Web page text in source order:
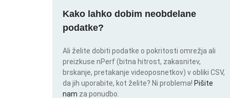
Kako lahko dobim neobdelane
podatke?
Ali želite dobiti podatke o pokritosti omrežja ali
preizkuse nPerf (bitna hitrost, zakasnitev,
brskanje, pretakanje videoposnetkov) v obliki CSV,
da jih uporabite, kot želite? Ni problema! Pišite
nam za ponudbo.